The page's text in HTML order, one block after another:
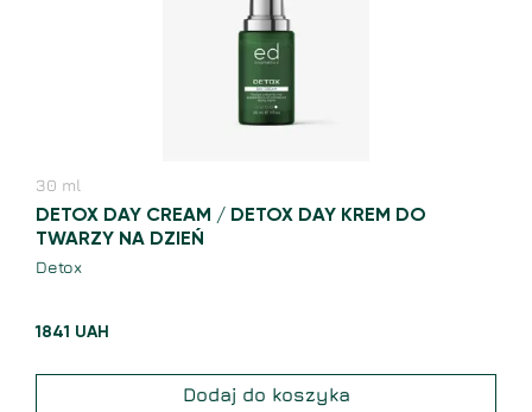
30 ml
DETOX DAY CREAM / DETOX DAY KREM DO
TWARZY NA DZIEŃ
Detox
1841 UAH
Dodaj do koszyka